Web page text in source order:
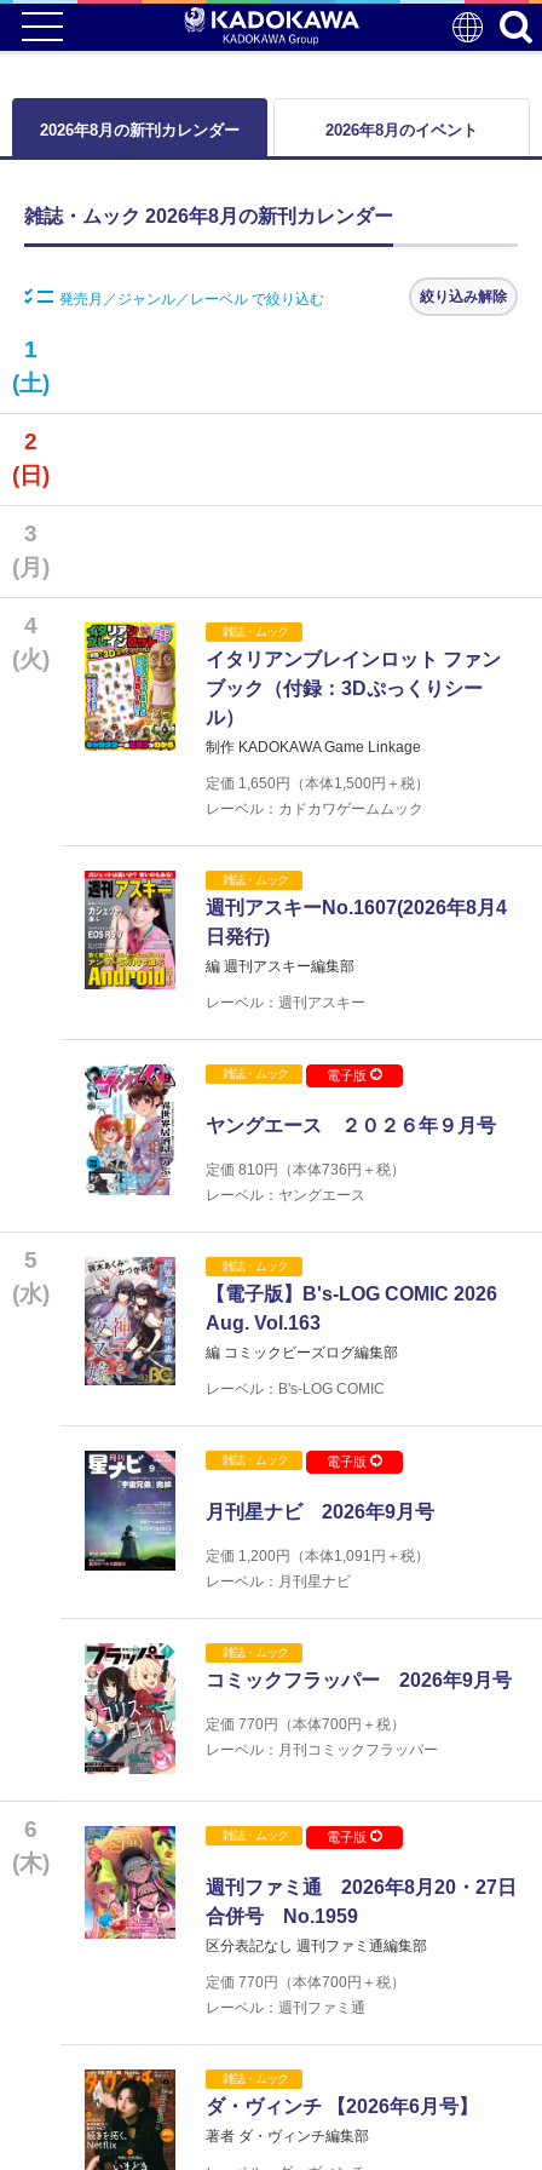
2026年8月の新刊カレンダー 2026年8月のイベント
雑誌・ムック 2026年8月の新刊カレンダー
発売月／ジャンル／レーベル で絞り込む 絞り込み解除
1
(土)
2
(日)
3
(月)
4
(火)
雑誌・ムック
イタリアンブレインロット ファン
ブック（付録：3Dぷっくりシー
ル）
制作 KADOKAWA Game Linkage
定価 1,650円（本体1,500円＋税）
レーベル：カドカワゲームムック
雑誌・ムック
週刊アスキーNo.1607(2026年8月4
日発行)
編 週刊アスキー編集部
レーベル：週刊アスキー
雑誌・ムック 電子版
ヤングエース ２０２６年９月号
定価 810円（本体736 円＋税）
レーベル：ヤングエース
5
(水)
雑誌・ムック
【電子版】B's-LOG COMIC 2026
Aug. Vol.163
編 コミックビーズログ編集部
レーベル：B's-LOG COMIC
雑誌・ムック 電子版
月刊星ナビ 2026年9月号
定価 1,200円（本体1,091 円＋税）
レーベル：月刊星ナビ
雑誌・ムック
コミックフラッパー 2026年9月号
定価 770円（本体700円＋税）
レーベル：月刊コミックフラッパー
6
(木)
雑誌・ムック 電子版
週刊ファミ通 2026年8月20・27日
合併号 No.1959
区分表記なし 週刊ファミ通編集部
定価 770円（本体700円＋税）
レーベル：週刊ファミ通
雑誌・ムック
ダ・ヴィンチ 【2026年6月号】
著者 ダ・ヴィンチ編集部